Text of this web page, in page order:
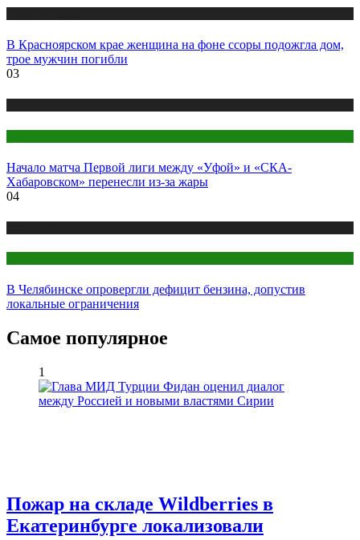
В Красноярском крае женщина на фоне ссоры подожгла дом,
трое мужчин погибли
03
Начало матча Первой лиги между «Уфой» и «СКА-
Хабаровском» перенесли из-за жары
04
В Челябинске опровергли дефицит бензина, допустив
локальные ограничения
Самое популярное
1
Пожар на складе Wildberries в
Екатеринбурге локализовали